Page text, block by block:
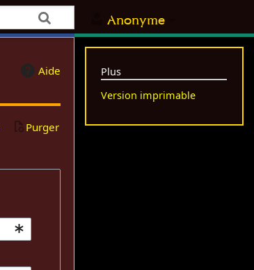
Anonyme
Aide
Purger
Plus
Version imprimable